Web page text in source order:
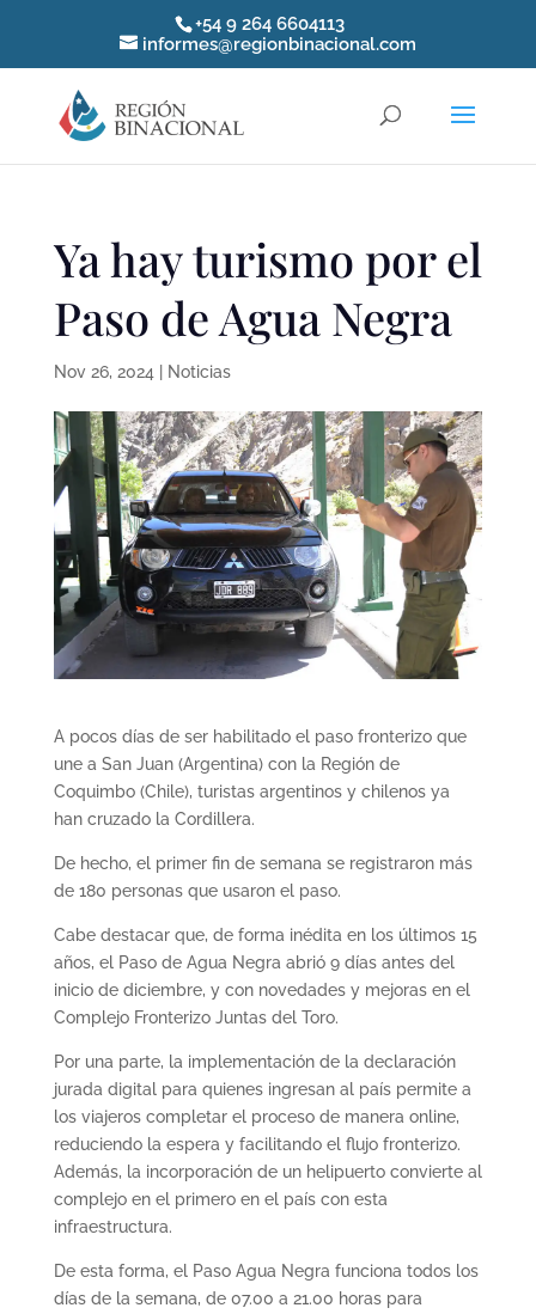
+54 9 264 6604113
informes@regionbinacional.com
Ya hay turismo por el
Paso de Agua Negra
Nov 26, 2024 Noticias
A pocos días de ser habilitado el paso fronterizo que
une a San Juan (Argentina) con la Región de
Coquimbo (Chile), turistas argentinos y chilenos ya
han cruzado la Cordillera.
De hecho, el primer fin de semana se registraron más
de 180 personas que usaron el paso.
Cabe destacar que, de forma inédita en los últimos 15
años, el Paso de Agua Negra abrió 9 días antes del
inicio de diciembre, y con novedades y mejoras en el
Complejo Fronterizo Juntas del Toro.
Por una parte, la implementación de la declaración
jurada digital para quienes ingresan al país permite a
los viajeros completar el proceso de manera online,
reduciendo la espera y facilitando el flujo fronterizo.
Además, la incorporación de un helipuerto convierte al
complejo en el primero en el país con esta
infraestructura.
De esta forma, el Paso Agua Negra funciona todos los
días de la semana, de 07.00 a 21.00 horas para